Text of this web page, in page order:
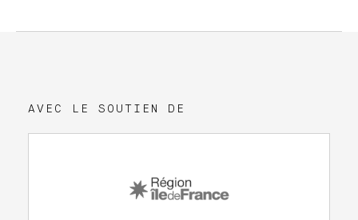
AVEC LE SOUTIEN DE